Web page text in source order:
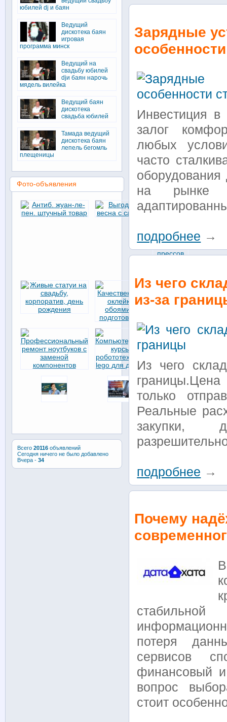
Зарядные
Инвестиция в
залог
любых
часто
на рынке
подробнее →
Из чего
из-за
Из чего
только
Реальные
закупки,
подробнее →
Почему
потеря
сервисов
финансовый
вопрос
стоит
юбилей dj и баян
Ведущий
дискотека баян
игровая
программа минск
Ведущий на
свадьбу юбилей
djи баян нарочь
мядель вилейка
Ведущий баян
дискотека
свадьба юбилей
Тамада ведущий
дискотека баян
лепель бегомль
плещеницы
Фото-объявления
Всего 20116объявлений
Сегодня ничего не было добавлено
Вчера - 34